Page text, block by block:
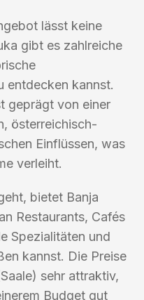
lässt keine
gibt es zahlreiche
entdecken kannst.
geprägt von einer
österreichisch-
Einflüssen, was
verleiht.
bietet Banja
Restaurants, Cafés
Spezialitäten und
kannst. Die Preise
sehr attraktiv,
Budget gut